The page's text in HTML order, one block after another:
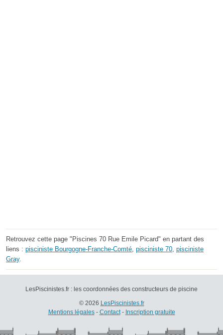
Retrouvez cette page "Piscines 70 Rue Emile Picard" en partant des
liens : pisciniste Bourgogne-Franche-Comté pisciniste 70 pisciniste
Gray.
LesPiscinistes.fr : les coordonnées des constructeurs de piscine
© 2026 LesPiscinistes.fr
Mentions légales- Contact- Inscription gratuite